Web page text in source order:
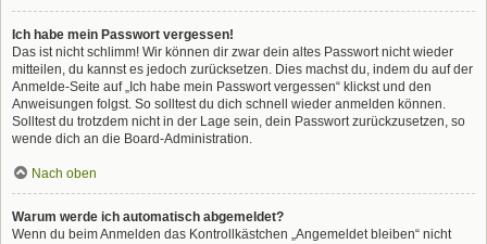
Ich habe mein Passwort vergessen!
Das ist nicht schlimm! Wir können dir zwar dein altes Passwort nicht wieder
mitteilen, du kannst es jedoch zurücksetzen. Dies machst du, indem du auf der
Anmelde-Seite auf „Ich habe mein Passwort vergessen“ klickst und den
Anweisungen folgst. So solltest du dich schnell wieder anmelden können.
Solltest du trotzdem nicht in der Lage sein, dein Passwort zurückzusetzen, so
wende dich an die Board-Administration.
Nach oben
Warum werde ich automatisch abgemeldet?
Wenn du beim Anmelden das Kontrollkästchen „Angemeldet bleiben“ nicht